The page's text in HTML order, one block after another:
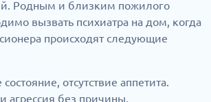
Родным и близким пожилого
вызвать психиатра на дом, когда
происходят следующие
отсутствие аппетита.
агрессия без причины.